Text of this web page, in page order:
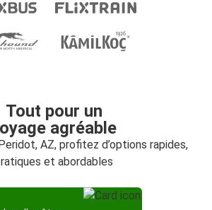
Tout pour un
agréable
AZ, profitez d’options rapides,
et abordables